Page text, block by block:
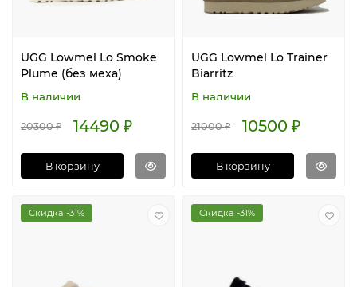
UGG Lowmel Lo Smoke
Plume (без меха)
В наличии
20300 ₽ 14490 ₽
В корзину
UGG Lowmel Lo Trainer
Biarritz
В наличии
21000 ₽ 10500 ₽
В корзину
Скидка -31% Скидка -31%